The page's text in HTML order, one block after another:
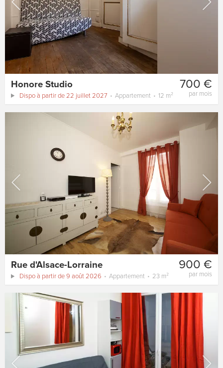
700 €
par mois
Honore Studio
Dispo à partir de 22 juillet 2027 Appartement 12 m²
900 €
par mois
Rue d'Alsace-Lorraine
Dispo à partir de 9 août 2026 Appartement 23 m²